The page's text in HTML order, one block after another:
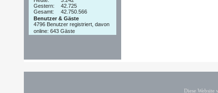
Gestern:
42.725
Gesamt:
42.750.566
Benutzer & Gäste
4796 Benutzer registriert, davon
online: 643 Gäste
Diese